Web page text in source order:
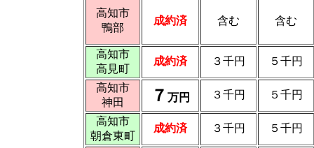
高知市
鴨部
成約済 含む 含む
高知市
高見町
成約済 ３千円 ５千円
高知市
神田
７ 万円 ３千円 ５千円
高知市
朝倉東町
成約済 ３千円 ５千円